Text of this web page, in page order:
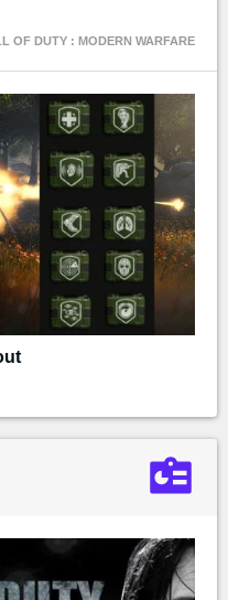
OF DUTY : MODERN WARFARE